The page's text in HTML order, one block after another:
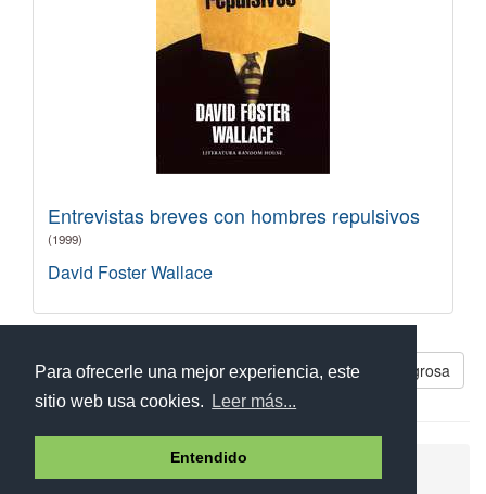
Para ofrecerle una mejor experiencia, este
sitio web usa cookies.
Leer más...
Entendido
Entrevistas breves con hombres repulsivos
(1999)
David Foster Wallace
Libros parecidos a Una afición peligrosa
Aviso legal